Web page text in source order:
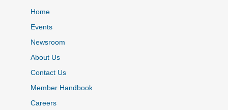
Home
Events
Newsroom
About Us
Contact Us
Member Handbook
Careers